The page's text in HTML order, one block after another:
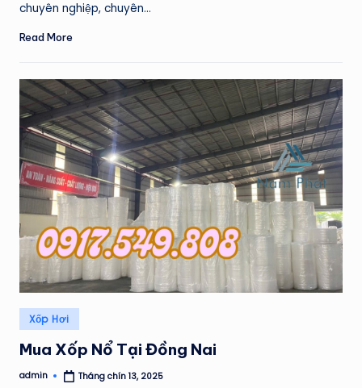
chuyên nghiệp, chuyên…
Read More
Posted
in
Xốp Hơi
Mua Xốp Nổ Tại Đồng Nai
Posted
admin Tháng chín 13, 2025